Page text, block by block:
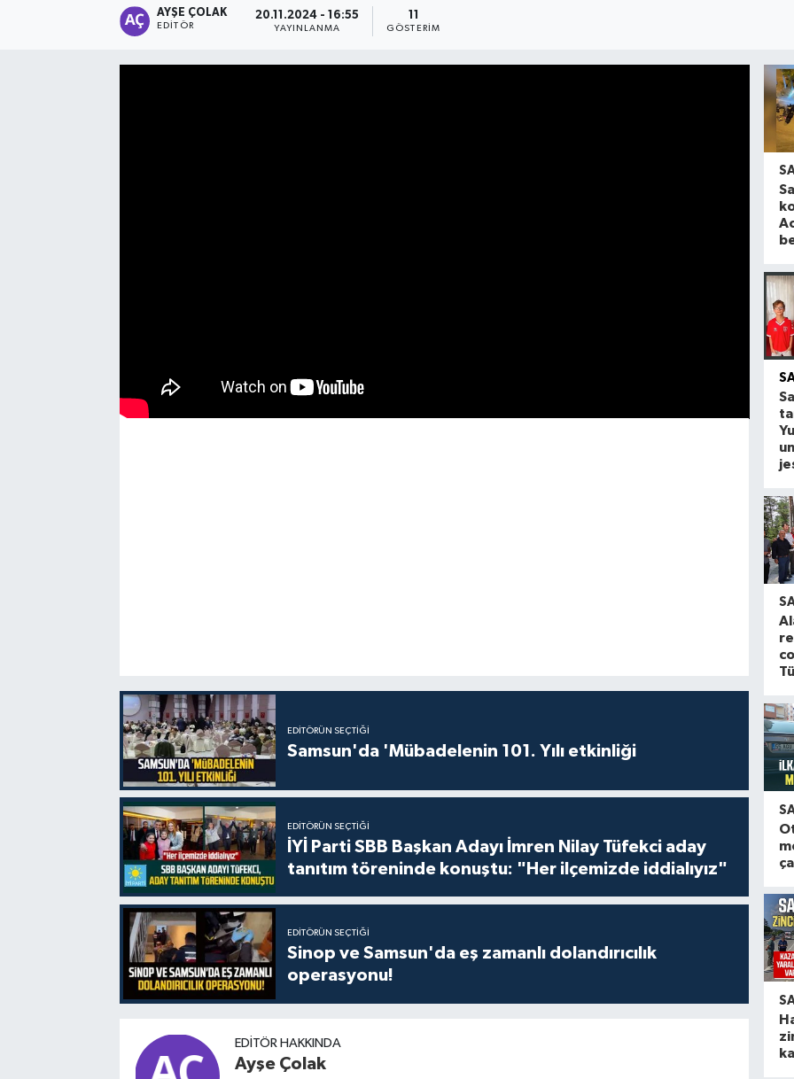
AYŞE ÇOLAK
EDITÖR
20.11.2024 - 16:55
YAYINLANMA
11
GÖSTERIM
EDITÖRÜN SEÇTIĞI
Samsun'da 'Mübadelenin 101. Yılı etkinliği
EDITÖRÜN SEÇTIĞI
İYİ Parti SBB Başkan Adayı İmren Nilay Tüfekci aday
tanıtım töreninde konuştu: "Her ilçemizde iddialıyız"
EDITÖRÜN SEÇTIĞI
Sinop ve Samsun'da eş zamanlı dolandırıcılık
operasyonu!
EDITÖR HAKKINDA
Ayşe Çolak
Manşet Haberi